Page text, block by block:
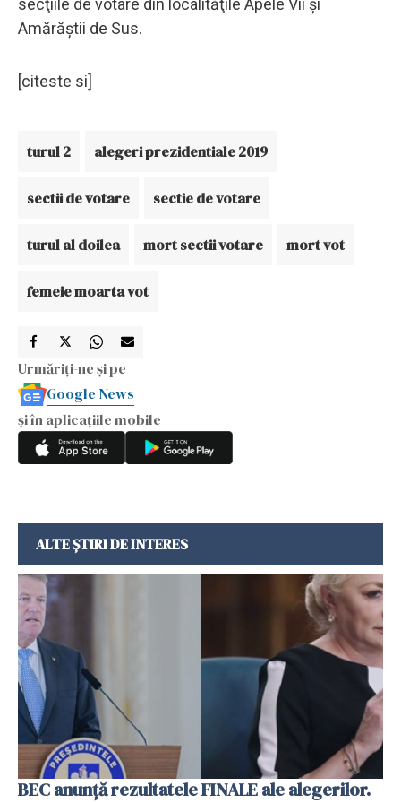
Amărăştii de Sus.
[citeste si]
turul 2 alegeri prezidentiale 2019
sectii de votare sectie de votare
turul al doilea mort sectii votare mort vot
femeie moarta vot
Urmăriți-ne și pe
Google News
și în aplicațiile mobile
ALTE ȘTIRI DE INTERES
BEC anunță rezultatele FINALE ale alegerilor.